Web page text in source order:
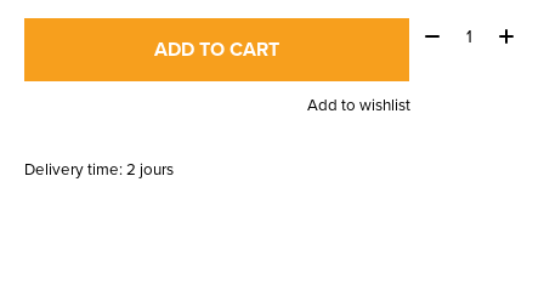
ADD TO CART
Quantity:
Add to wishlist
Delivery time: 2 jours